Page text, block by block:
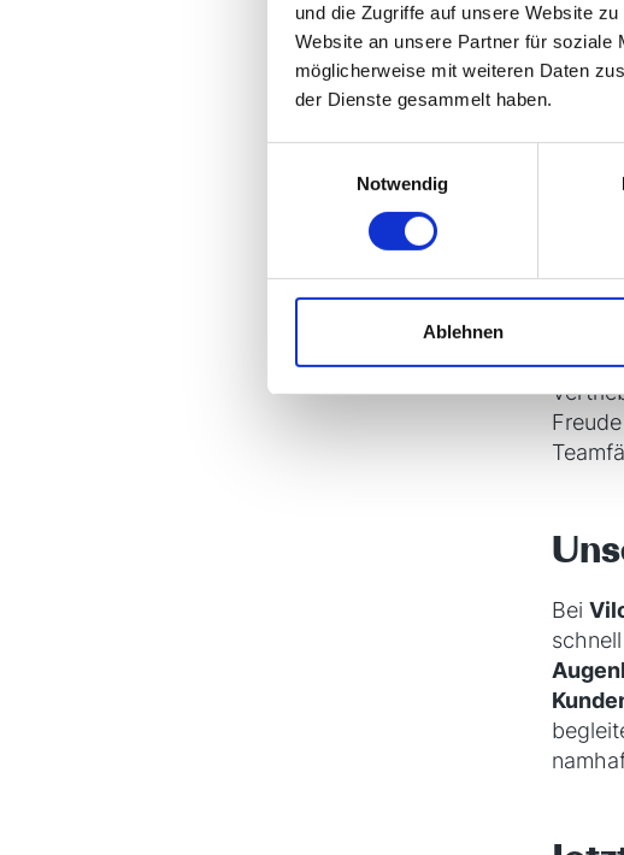
und die Zugriffe auf unsere Website
Website an unsere Partner für soziale
möglicherweise mit weiteren Daten
der Dienste gesammelt haben.
Notwendig
Ablehnen
Als
Sehr
Bei